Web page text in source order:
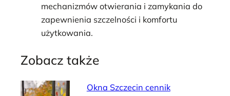
mechanizmów otwierania i zamykania do
zapewnienia szczelności i komfortu
użytkowania.
Zobacz także
Okna Szczecin cennik